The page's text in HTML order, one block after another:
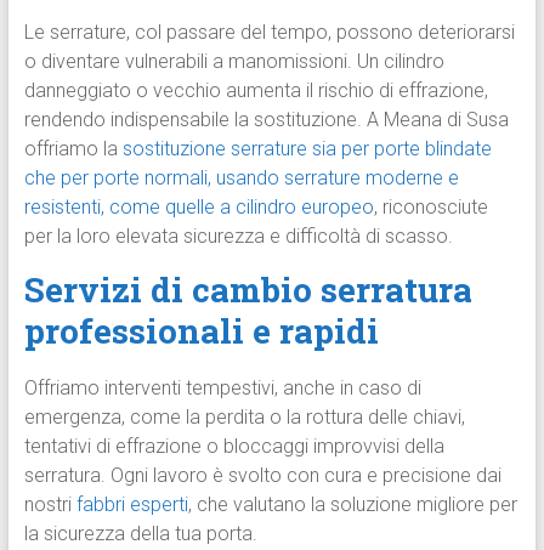
Le serrature, col passare del tempo, possono deteriorarsi
o diventare vulnerabili a manomissioni. Un cilindro
danneggiato o vecchio aumenta il rischio di effrazione,
rendendo indispensabile la sostituzione. A Meana di Susa
offriamo la sostituzione serrature sia per porte blindate
che per porte normali, usando serrature moderne e
resistenti, come quelle a cilindro europeo, riconosciute
per la loro elevata sicurezza e difficoltà di scasso.
Servizi di cambio serratura
professionali e rapidi
Offriamo interventi tempestivi, anche in caso di
emergenza, come la perdita o la rottura delle chiavi,
tentativi di effrazione o bloccaggi improvvisi della
serratura. Ogni lavoro è svolto con cura e precisione dai
nostri fabbri esperti, che valutano la soluzione migliore per
la sicurezza della tua porta.